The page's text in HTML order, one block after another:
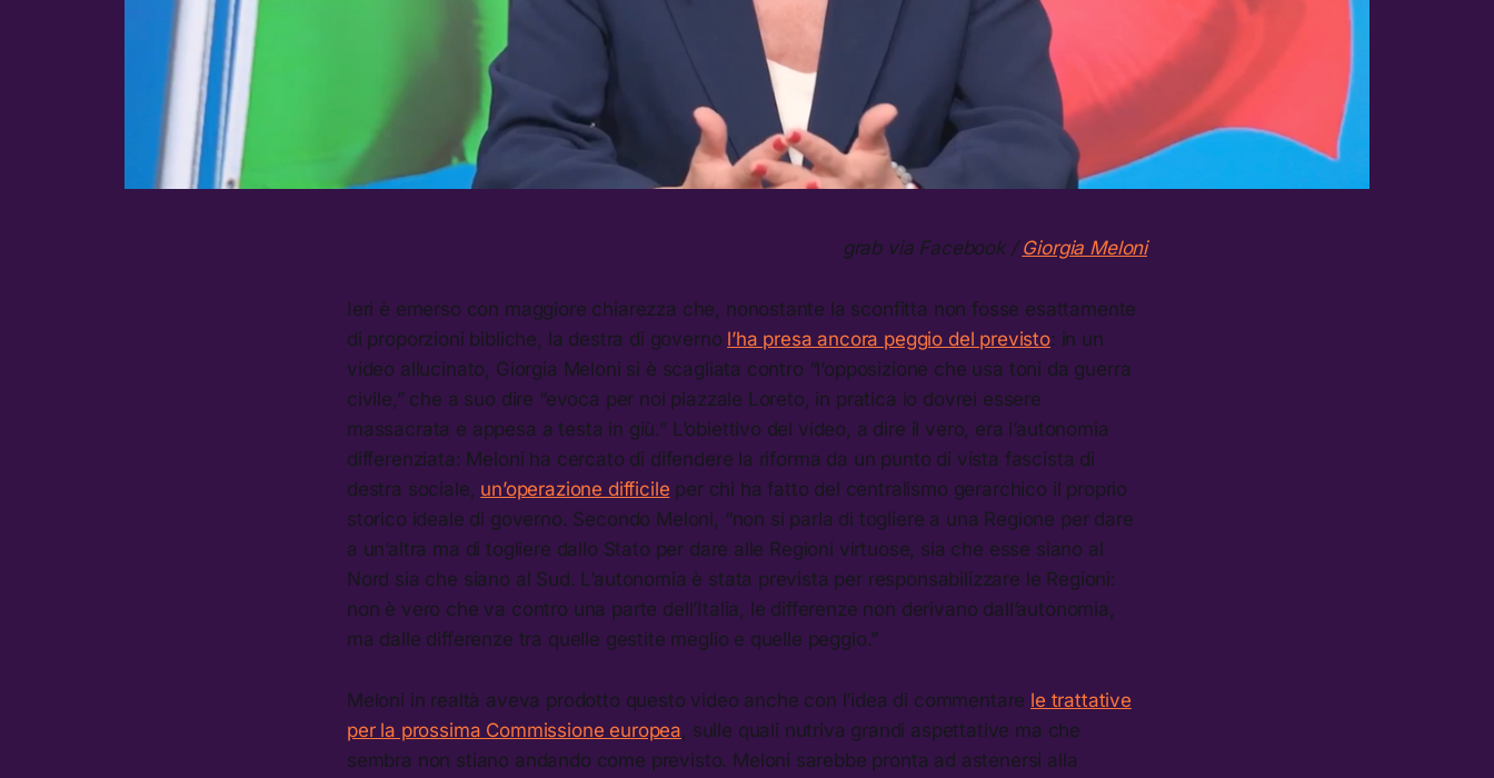
grab via Facebook /Giorgia Meloni
Ieri è emerso con maggiore chiarezza che, nonostante la sconfitta non fosse esattamente
di proporzioni bibliche, la destra di governo l’ha presa ancora peggio del previsto: in un
video allucinato, Giorgia Meloni si è scagliata contro “l’opposizione che usa toni da guerra
civile,” che a suo dire “evoca per noi piazzale Loreto, in pratica io dovrei essere
massacrata e appesa a testa in giù.” L’obiettivo del video, a dire il vero, era l’autonomia
differenziata: Meloni ha cercato di difendere la riforma da un punto di vista fascista di
destra sociale, un’operazione difficile per chi ha fatto del centralismo gerarchico il proprio
storico ideale di governo. Secondo Meloni, “non si parla di togliere a una Regione per dare
a un’altra ma di togliere dallo Stato per dare alle Regioni virtuose, sia che esse siano al
Nord sia che siano al Sud. L’autonomia è stata prevista per responsabilizzare le Regioni:
non è vero che va contro una parte dell’Italia, le differenze non derivano dall’autonomia,
ma dalle differenze tra quelle gestite meglio e quelle peggio.”
Meloni in realtà aveva prodotto questo video anche con l’idea di commentare le trattative
per la prossima Commissione europea, sulle quali nutriva grandi aspettative ma che
sembra non stiano andando come previsto. Meloni sarebbe pronta ad astenersi alla